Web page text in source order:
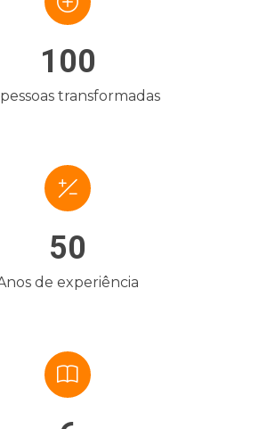
100
transformadas
50
de experiência